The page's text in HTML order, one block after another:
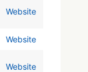
Website
Website
Website